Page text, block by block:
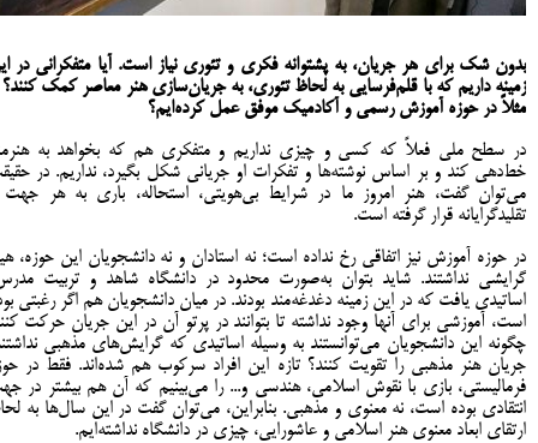
بدون شک برای هر جریان، به پشتوانه فکری و تئوری نیاز است. آیا متفکرانی در
زمینه داریم که با قلم‌فرسایی به لحاظ تئوری، به جریان‌سازی هنر معاصر کمک کنند؟
مثلاً در حوزه آموزش رسمی و آکادمیک موفق عمل کرده‌ایم؟
در سطح ملی فعلاً که کسی و چیزی نداریم و متفکری هم که بخواهد به
خط‌دهی کند و بر اساس نوشته‌ها و تفکرات او جریانی شکل بگیرد، نداریم. در
می‌توان گفت، هنر امروز ما در شرایط بی‌هویتی، استحاله، باری به هر
تقلیدگرایانه قرار گرفته است.
در حوزه آموزش نیز اتفاقی رخ نداده است؛ نه استادان و نه دانشجویان این حوزه،
گرایشی نداشتند. شاید بتوان به‌صورت محدود در دانشگاه شاهد و تربیت
اساتیدی یافت که در این زمینه دغدغه‌مند بودند. در میان دانشجویان هم اگر رغبتی
است، آموزشی برای آنها وجود نداشته تا بتوانند در پرتو آن در این جریان حرکت
چگونه این دانشجویان می‌توانستند به وسیله اساتیدی که گرایش‌های مذهبی
جریان هنر مذهبی را تقویت کنند؟ تازه این افراد سرکوب هم شده‌اند. فقط در
فرمالیستی، بازی با نقوش اسلامی، هندسی و... را می‌بینیم که آن هم بیشتر در
انتقادی بوده است، نه معنوی و مذهبی. بنابراین، می‌توان گفت در این سال‌ها به
ارتقای ابعاد معنوی هنر اسلامی و عاشورایی، چیزی در دانشگاه نداشته‌ایم.